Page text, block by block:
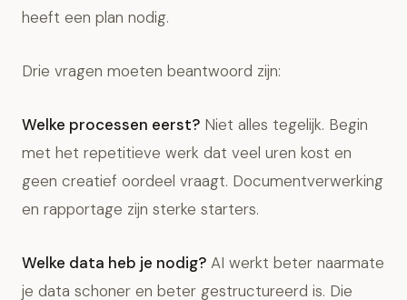
heeft een plan nodig.
Drie vragen moeten beantwoord zijn:
Welke processen eerst? Niet alles tegelijk. Begin
met het repetitieve werk dat veel uren kost en
geen creatief oordeel vraagt. Documentverwerking
en rapportage zijn sterke starters.
Welke data heb je nodig? AI werkt beter naarmate
je data schoner en beter gestructureerd is. Die